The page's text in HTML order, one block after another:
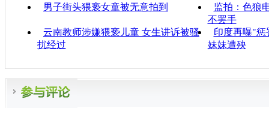
男子街头猥亵女童被无意拍到
监拍：色狼
不罢手
云南教师涉嫌猥亵儿童 女生讲诉被骚
扰经过
印度再曝"惩
妹妹遭殃